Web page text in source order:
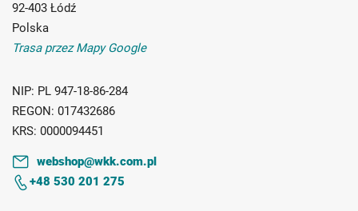
92-403 Łódź
Polska
Trasa przez Mapy Google
NIP: PL 947-18-86-284
REGON: 017432686
KRS: 0000094451
webshop@wkk.com.pl
+48 530 201 275